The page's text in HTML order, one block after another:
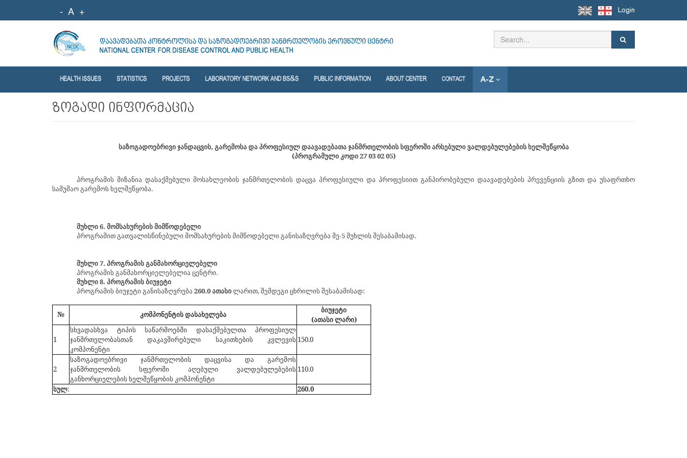
- A + Login
HEALTH ISSUES STATISTICS PROJECTS LABORATORY NETWORK AND BS&S PUBLIC INFORMATION ABOUT CENTER CONTACT A-Z
ზოგადი ინფორმაცია
საზოგადოებრივი ჯანდაცვის, გარემოსა და პროფესიულ დაავადებათა ჯანმრთელობის სფეროში არსებული ვალდებულებების ხელშეწყობა
(პროგრამული კოდი 27 03 02 05)
პროგრამის მიზანია დასაქმებული მოსახლეობის ჯანმრთელობის დაცვა პროფესიული და პროფესიით განპირობებული დაავადებების პრევენციის გზით და უსაფრთხო
სამუშაო გარემოს ხელშეწყობა.
მუხლი 6. მომსახურების მიმწოდებელი
პროგრამით გათვალისწინებული მომსახურების მიმწოდებელი განისაზღვრება მე-5 მუხლის შესაბამისად.
მუხლი 7. პროგრამის განმახორციელებელი
პროგრამის განმახორციელებელია ცენტრი.
მუხლი 8. პროგრამის ბიუჯეტი
პროგრამის ბიუჯეტი განისაზღვრება 260.0 ათასილარით, შემდეგი ცხრილის შესაბამისად:
№ კომპონენტის დასახელება
ბიუჯეტი
(ათასი ლარი)
1
სხვადასხვა ტიპის საწარმოებში დასაქმებულთა პროფესიულ
ჯანმრთელობასთან დაკავშირებული საკითხების კვლევის
კომპონენტი
150.0
2
საზოგადოებრივი ჯანმრთელობის დაცვისა და გარემოს
ჯანმრთელობის სფეროში აღებული ვალდებულებების
განხორციელების ხელშეწყობის კომპონენტი
110.0
სულ: 260.0